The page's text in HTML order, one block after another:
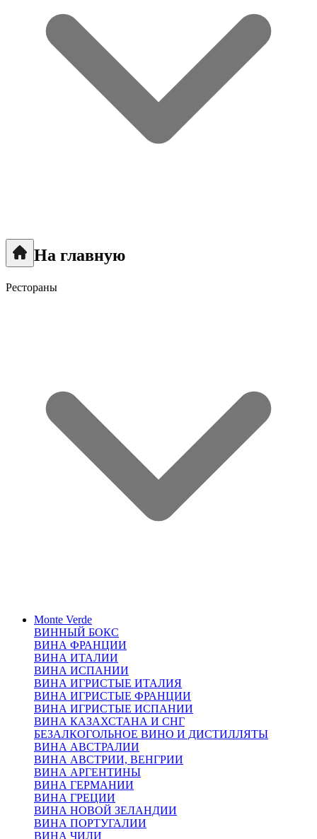
На главную
Рестораны
Monte Verde
ВИННЫЙ БОКС
ВИНА ФРАНЦИИ
ВИНА ИТАЛИИ
ВИНА ИСПАНИИ
ВИНА ИГРИСТЫЕ ИТАЛИЯ
ВИНА ИГРИСТЫЕ ФРАНЦИИ
ВИНА ИГРИСТЫЕ ИСПАНИИ
ВИНА КАЗАХСТАНА И СНГ
БЕЗАЛКОГОЛЬНОЕ ВИНО И ДИСТИЛЛЯТЫ
ВИНА АВСТРАЛИИ
ВИНА АВСТРИИ, ВЕНГРИИ
ВИНА АРГЕНТИНЫ
ВИНА ГЕРМАНИИ
ВИНА ГРЕЦИИ
ВИНА НОВОЙ ЗЕЛАНДИИ
ВИНА ПОРТУГАЛИИ
ВИНА ЧИЛИ